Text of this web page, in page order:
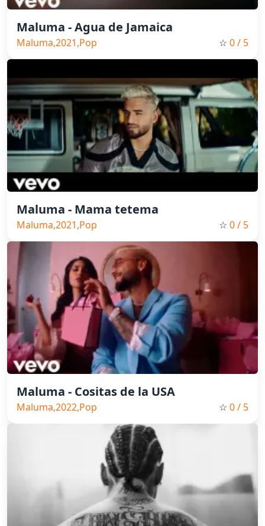
Maluma - Agua de Jamaica
Maluma,2021,Pop ☆ 0/ 5
Maluma - Mama tetema
Maluma,2021,Pop ☆ 0/ 5
Maluma - Cositas de la USA
Maluma,2022,Pop ☆ 0/ 5